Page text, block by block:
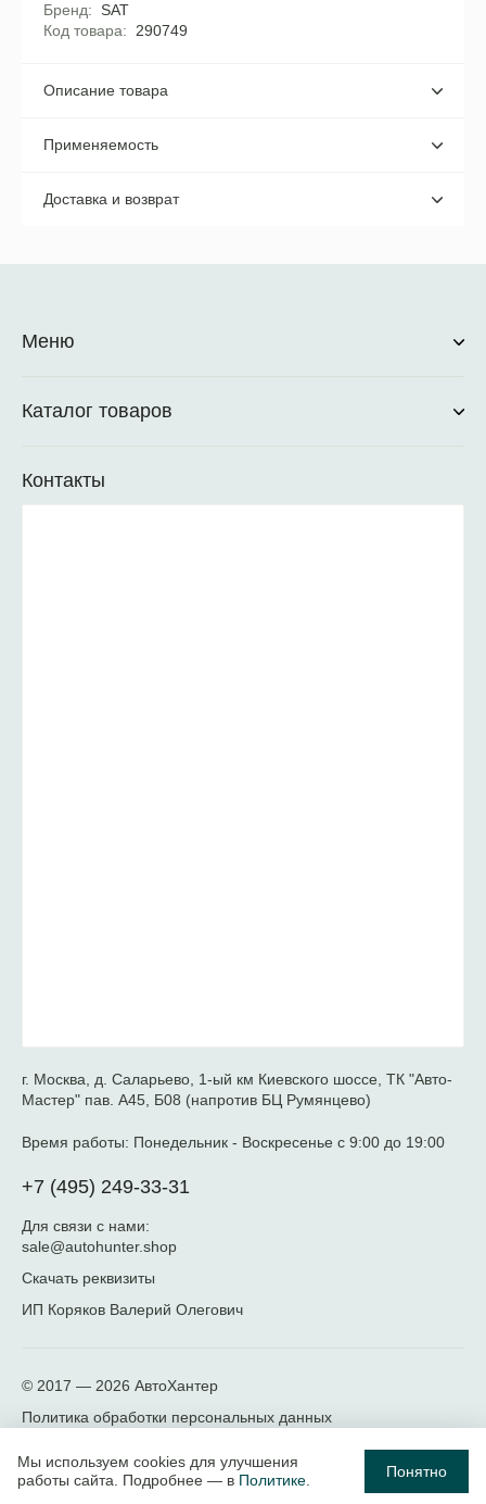
Бренд
SAT
Код товара
290749
Описание товара
Применяемость
Доставка и возврат
Меню
Каталог товаров
Контакты
г. Москва, д. Саларьево, 1-ый км Киевского шоссе, ТК "Авто-
Мастер" пав. А45, Б08 (напротив БЦ Румянцево)
Время работы: Понедельник - Воскресенье с 9:00 до 19:00
+7 (495) 249-33-31
Для связи с нами:
sale@autohunter.shop
Скачать реквизиты
ИП Коряков Валерий Олегович
© 2017 — 2026 АвтоХантер
Политика обработки персональных данных
Мы используем cookies для улучшения
работы сайта. Подробнее — в Политике Понятно